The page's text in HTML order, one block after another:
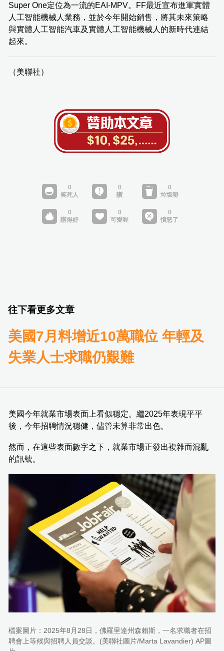
Super One定位為一流的EAI-MPV。FF最近宣布進軍實體
人工智能機械人業務，並於今年開始銷售，將其未來策略
與實體人工智能汽車及實體人工智能機械人的新時代連結
起來。
（美聯社）
往下看更多文章
美國7月料增近10萬職位 年輕及
失業人士求職仍艱難
美國今年就業市場表面上看似穩定。繼2025年表現平平
後，今年招聘情況穩健，儘管未算非常出色。
然而，在這些表面數字之下，就業市場正發出複雜而混亂
的訊號。
檔案圖片：2025年8月28日，佛羅里達州森賴斯，一名求職者在招
聘會上等候與招聘人員交談。(美聯社圖片/Marta Lavandier) AP圖